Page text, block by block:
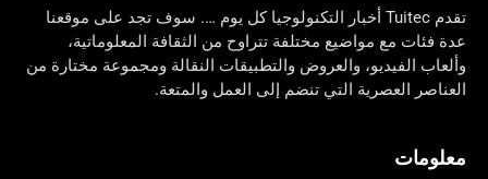
تقدم Tuitec أخبار التكنولوجيا كل يوم …. سوف تجد على موقعنا
عدة فئات مع مواضيع مختلفة تتراوح من الثقافة المعلوماتية،
وألعاب الفيديو، والعروض والتطبيقات النقالة ومجموعة مختارة من
العناصر العصرية التي تنضم إلى العمل والمتعة.
معلومات